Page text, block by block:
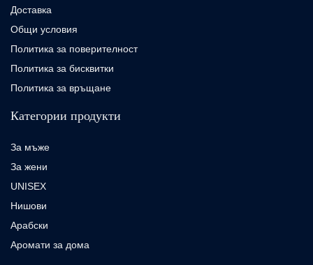
Доставка
Общи условия
Политика за поверителност
Политика за бисквитки
Политика за връщане
Категории продукти
За мъже
За жени
UNISEX
Нишови
Арабски
Аромати за дома